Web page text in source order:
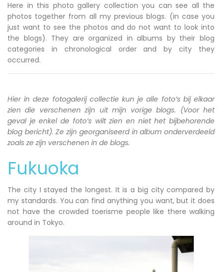
Here in this photo gallery collection you can see all the
photos together from all my previous blogs. (in case you
just want to see the photos and do not want to look into
the blogs). They are organized in albums by their blog
categories in chronological order and by city they
occurred.
Hier in deze fotogalerij collectie kun je alle foto’s bij elkaar
zien die verschenen zijn uit mijn vorige blogs. (Voor het
geval je enkel de foto’s wilt zien en niet het bijbehorende
blog bericht). Ze zijn georganiseerd in album onderverdeeld
zoals ze zijn verschenen in de blogs.
Fukuoka
The city I stayed the longest. It is a big city compared by
my standards. You can find anything you want, but it does
not have the crowded toerisme people like there walking
around in Tokyo.